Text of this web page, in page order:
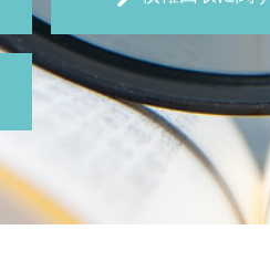
仮差押え 流れ
預金 差し押さえ
債権回収 流れ
仮差押 差押 違い
処分禁止 仮処分
時効 完成猶予